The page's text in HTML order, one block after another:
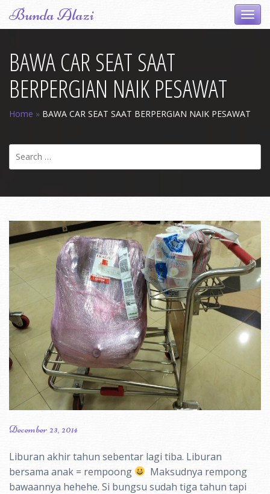
content
Bunda Alazi
BAWA CAR SEAT SAAT
BERPERGIAN NAIK PESAWAT
Home » BAWA CAR SEAT SAAT BERPERGIAN NAIK PESAWAT
Search
for:
December 23, 2014
Liburan akhir tahun sebentar lagi tiba. Liburan
bersama anak = rempoong
Maksudnya rempong
bawaannya hehehe. Si bungsu sudah tiga tahun tapi